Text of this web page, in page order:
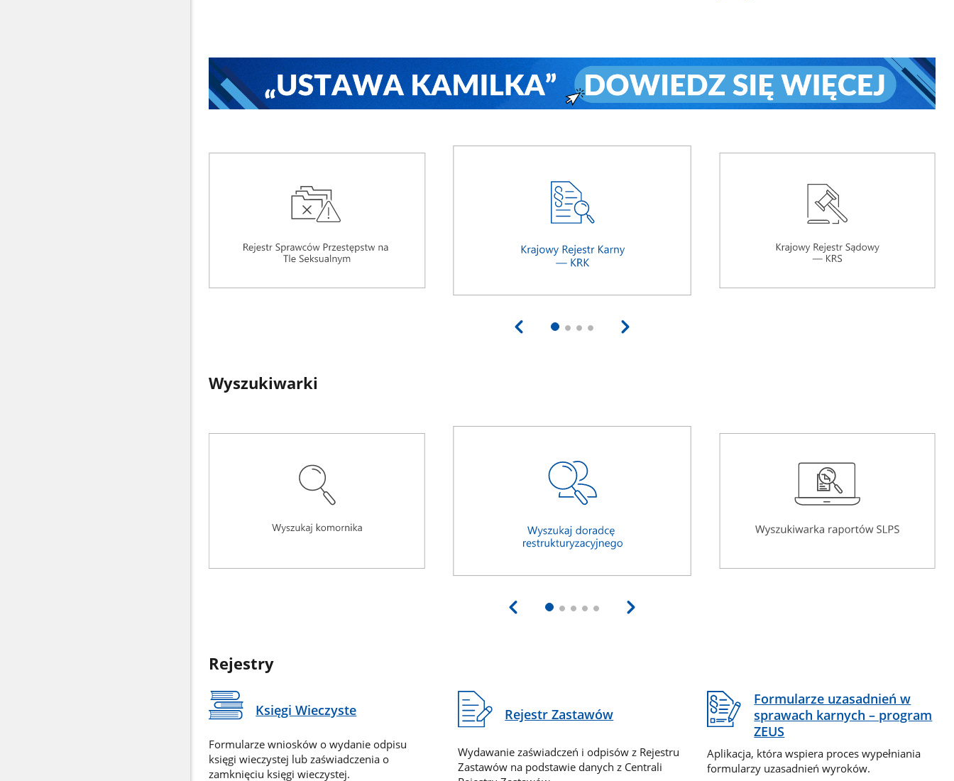
Wyszukiwarki
Rejestry
Księgi Wieczyste
Formularze wniosków o wydanie odpisu
księgi wieczystej lub zaświadczenia o
zamknięciu księgi wieczystej.
Rejestr Zastawów
Wydawanie zaświadczeń i odpisów z Rejestru
Zastawów na podstawie danych z Centrali
Formularze uzasadnień w
sprawach karnych – program
ZEUS
Aplikacja, która wspiera proces wypełniania
formularzy uzasadnień wyroków.